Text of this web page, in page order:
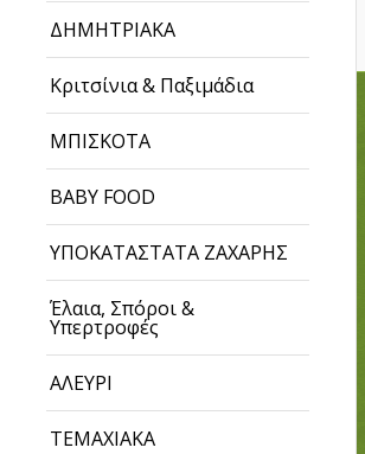
ΔΗΜΗΤΡΙΑΚΑ
Κριτσίνια & Παξιμάδια
ΜΠΙΣΚΟΤΑ
BABY FOOD
ΥΠΟΚΑΤΑΣΤΑΤΑ ΖΑΧΑΡΗΣ
Έλαια, Σπόροι &
Υπερτροφές
ΑΛΕΥΡΙ
ΤΕΜΑΧΙΑΚΑ